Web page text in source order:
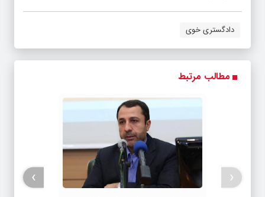
دادگستری خوی
مطالب مرتبط
‹
›